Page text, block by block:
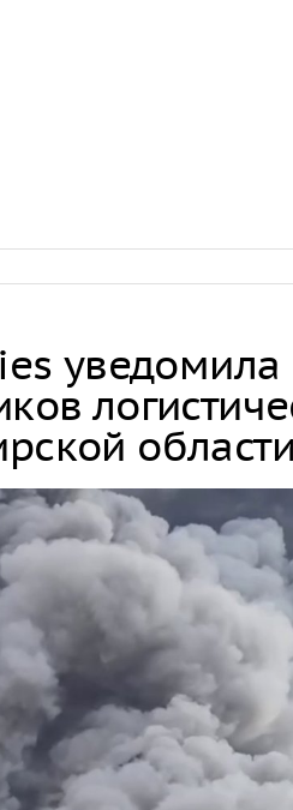
уведомила
области